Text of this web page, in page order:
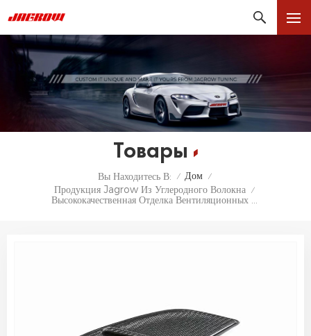
Товары
Вы Находитесь В: / Дом /
Продукция Jagrow Из Углеродного Волокна /
Высококачественная Отделка Вентиляционных Решеток Fender Из Углеродного Волокна В Стиле MP Для BMW G80 S58